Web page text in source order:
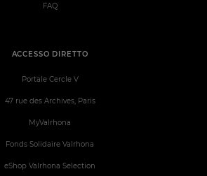
ACCESSO DIRETTO
Portale Cercle V
47 rue des Archives, Paris
MyValrhona
Fonds Solidaire Valrhona
eShop Valrhona Selection
FAQ